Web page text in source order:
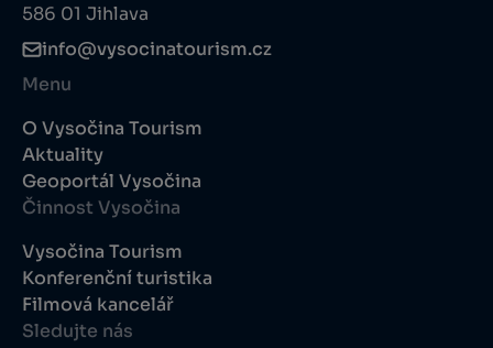
586 01 Jihlava
info@vysocinatourism.cz
Menu
O Vysočina Tourism
Aktuality
Geoportál Vysočina
Činnost Vysočina
Vysočina Tourism
Konferenční turistika
Filmová kancelář
Sledujte nás